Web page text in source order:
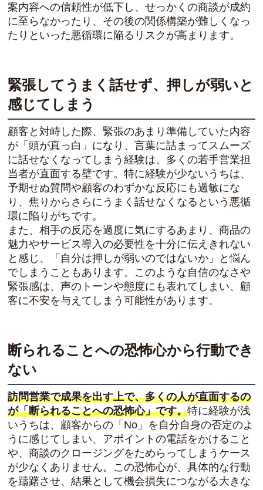
案内容への信頼性が低下し、せっかくの商談が成約
に至らなかったり、その後の関係構築が難しくなっ
たりといった悪循環に陥るリスクが高まります。
緊張してうまく話せず、押しが弱いと
感じてしまう
顧客と対峙した際、緊張のあまり準備していた内容
が「頭が真っ白」になり、言葉に詰まってスムーズ
に話せなくなってしまう経験は、多くの若手営業担
当者が直面する壁です。特に経験が少ないうちは、
予期せぬ質問や顧客のわずかな反応にも過敏にな
り、焦りからさらにうまく話せなくなるという悪循
環に陥りがちです。
また、相手の反応を過度に気にするあまり、商品の
魅力やサービス導入の必要性を十分に伝えきれない
と感じ、「自分は押しが弱いのではないか」と悩ん
でしまうこともあります。このような自信のなさや
緊張感は、声のトーンや態度にも表れてしまい、顧
客に不安を与えてしまう可能性があります。
断られることへの恐怖心から行動でき
ない
訪問営業で成果を出す上で、多くの人が直面するの
が「断られることへの恐怖心」です。特に経験が浅
いうちは、顧客からの「No」を自分自身の否定のよ
うに感じてしまい、アポイントの電話をかけること
や、商談のクロージングをためらってしまうケース
が少なくありません。この恐怖心が、具体的な行動
を躊躇させ、結果として機会損失につながる大きな